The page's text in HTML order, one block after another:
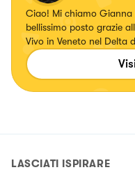
Ciao! Mi chiamo
bellissimo posto grazie
Vivo in Veneto nel Delta
sono i miei giudici a
preparo loro. Inizia così
LASCIATI ISPIRARE